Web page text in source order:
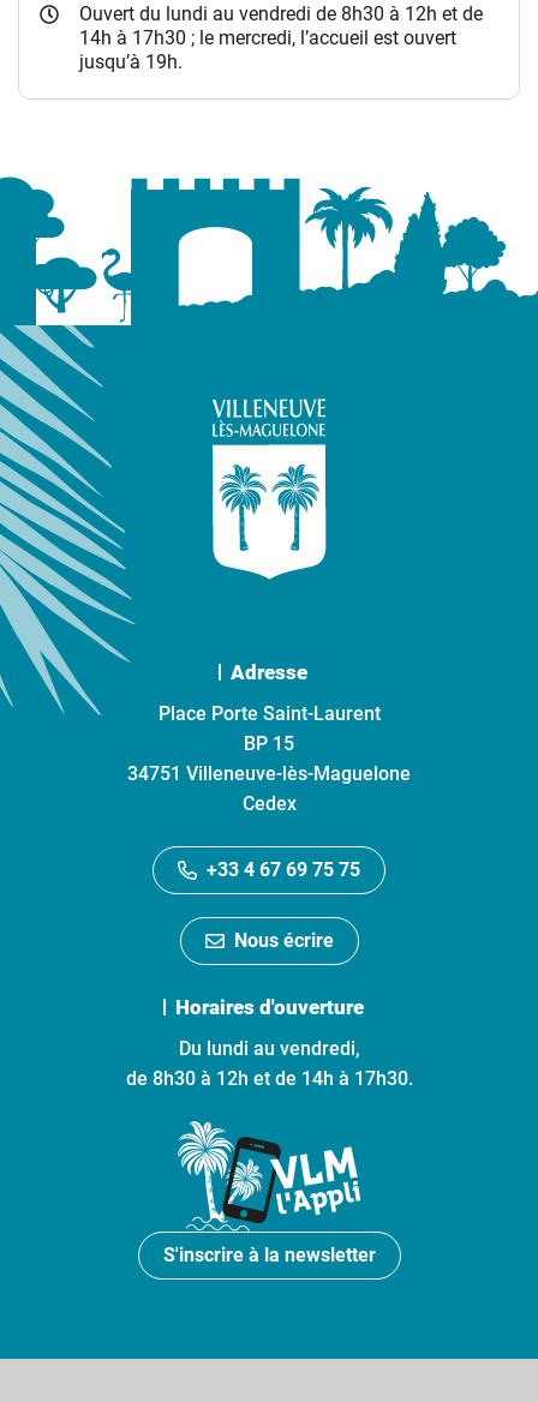
Ouvert du lundi au vendredi de 8h30 à 12h et de
14h à 17h30 ; le mercredi, l’accueil est ouvert
jusqu’à 19h.
Adresse
Place Porte Saint-Laurent
BP 15
34751 Villeneuve-lès-Maguelone
Cedex
+33 4 67 69 75 75
Nous écrire
Horaires d'ouverture
Du lundi au vendredi,
de 8h30 à 12h et de 14h à 17h30.
S'inscrire à la newsletter